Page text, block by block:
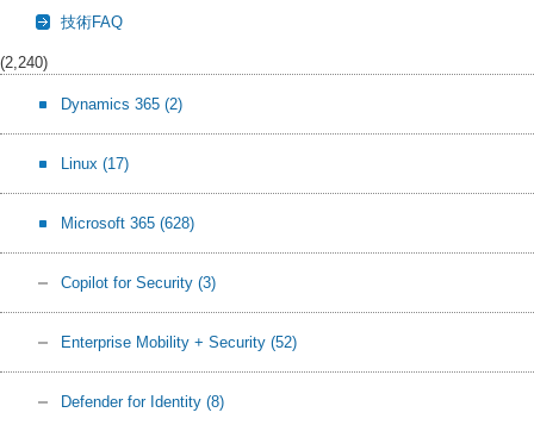
技術FAQ
(2,240)
Dynamics 365 (2)
Linux (17)
Microsoft 365 (628)
Copilot for Security (3)
Enterprise Mobility + Security (52)
Defender for Identity (8)